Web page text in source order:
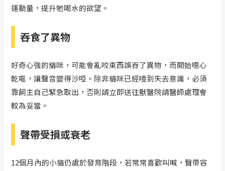
運動量，提升牠喝水的欲望。
吞食了異物
好奇心強的貓咪，可能會亂咬東西誤吞了異物，而開始噁心
乾嘔，讓聲音變得沙啞。除非貓咪已經噎到失去意識，必須
靠飼主自己緊急取出，否則請立即送往獸醫院請醫師處理會
較為妥當。
聲帶受損或衰老
12個月內的小貓仍處於發育階段，若常常喜歡叫喊，聲帶容